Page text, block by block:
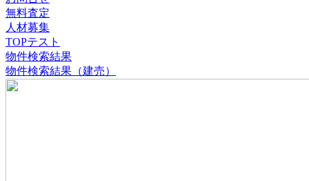
無料査定
人材募集
TOPテスト
物件検索結果
物件検索結果（建売）